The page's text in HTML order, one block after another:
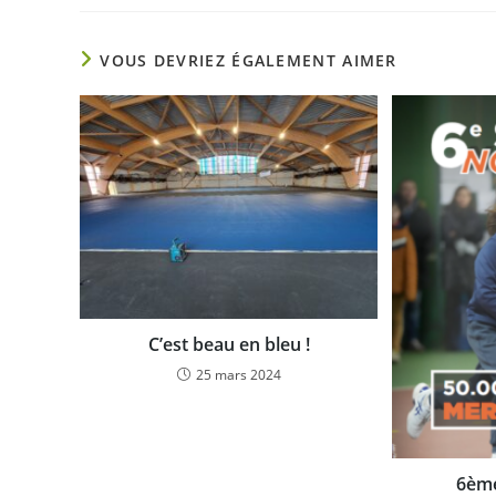
VOUS DEVRIEZ ÉGALEMENT AIMER
C’est beau en bleu !
25 mars 2024